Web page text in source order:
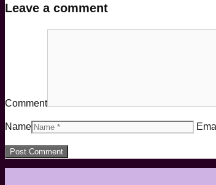
Leave a comment
Comment
Name